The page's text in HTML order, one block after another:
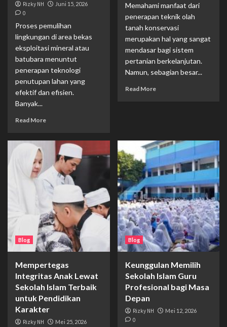
Rizky NH Juni 15, 2026
0
Proses pemulihan
lingkungan di area bekas
eksploitasi mineral atau
batubara menuntut
penerapan teknologi
penutupan lahan yang
efektif dan efisien.
Banyak...
Read More
Memahami manfaat dari
penerapan teknik olah
tanah konservasi
merupakan hal yang sangat
mendasar bagi sistem
pertanian berkelanjutan.
Namun, sebagian besar...
Read More
Blog
Mempertegas
Integritas Anak Lewat
Sekolah Islam Terbaik
untuk Pendidikan
Karakter
Rizky NH Mei 25, 2026
Blog
Keunggulan Memilih
Sekolah Islam Guru
Profesional bagi Masa
Depan
Rizky NH Mei 12, 2026
0